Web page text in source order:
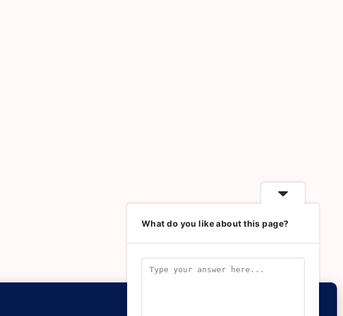
What do you like about this page?